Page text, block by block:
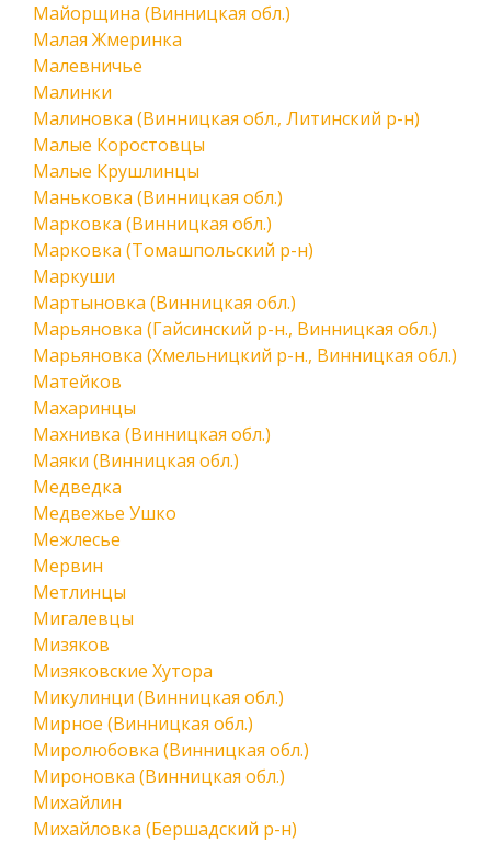
Майорщина (Винницкая обл.)
Малая Жмеринка
Малевничье
Малинки
Малиновка (Винницкая обл., Литинский р-н)
Малые Коростовцы
Малые Крушлинцы
Маньковка (Винницкая обл.)
Марковка (Винницкая обл.)
Марковка (Томашпольский р-н)
Маркуши
Мартыновка (Винницкая обл.)
Марьяновка (Гайсинский р-н., Винницкая обл.)
Марьяновка (Хмельницкий р-н., Винницкая обл.)
Матейков
Махаринцы
Махнивка (Винницкая обл.)
Маяки (Винницкая обл.)
Медведка
Медвежье Ушко
Межлесье
Мервин
Метлинцы
Мигалевцы
Мизяков
Мизяковские Хутора
Микулинци (Винницкая обл.)
Мирное (Винницкая обл.)
Миролюбовка (Винницкая обл.)
Мироновка (Винницкая обл.)
Михайлин
Михайловка (Бершадский р-н)